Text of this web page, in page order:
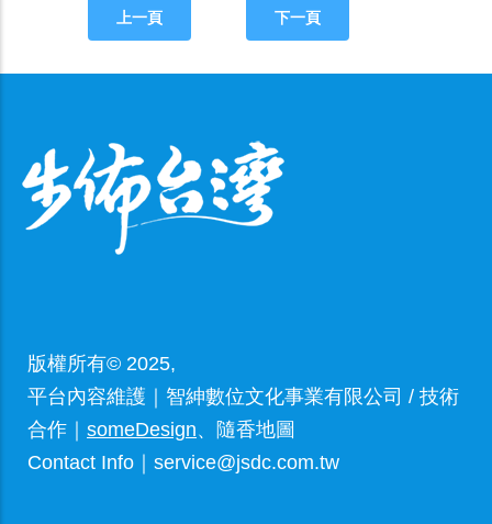
上一頁 下一頁
版權所有© 2025,
平台內容維護｜智紳數位文化事業有限公司 / 技術
合作｜ someDesign、隨香地圖
Contact Info｜service@jsdc.com.tw